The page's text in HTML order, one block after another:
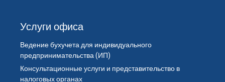
Услуги офиса
Ведение бухучета для индивидуального
предпринимательства (ИП)
Консультационные услуги и представительство в
налоговых органах